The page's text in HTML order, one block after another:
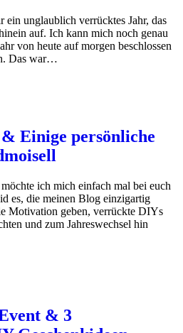
ein unglaublich verrücktes Jahr, das
auf. Ich kann mich noch genau
von heute auf morgen beschlossen
Das war…
Einige persönliche
ich mich einfach mal bei euch
es, die meinen Blog einzigartig
Motivation geben, verrückte DIYs
und zum Jahreswechsel hin
& 3